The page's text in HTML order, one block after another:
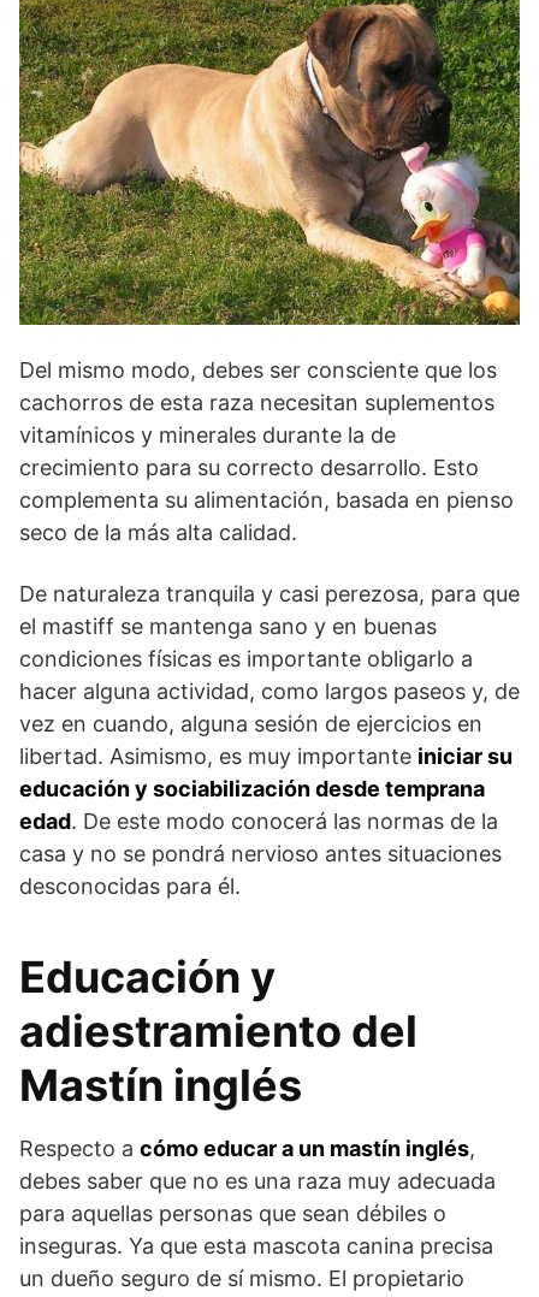
Del mismo modo, debes ser consciente que los
cachorros de esta raza necesitan suplementos
vitamínicos y minerales durante la de
crecimiento para su correcto desarrollo. Esto
complementa su alimentación, basada en pienso
seco de la más alta calidad.
De naturaleza tranquila y casi perezosa, para que
el mastiff se mantenga sano y en buenas
condiciones físicas es importante obligarlo a
hacer alguna actividad, como largos paseos y, de
vez en cuando, alguna sesión de ejercicios en
libertad. Asimismo, es muy importante iniciar su
educación y sociabilización desde temprana
edad. De este modo conocerá las normas de la
casa y no se pondrá nervioso antes situaciones
desconocidas para él.
Educación y
adiestramiento del
Mastín inglés
Respecto a cómo educar a un mastín inglés,
debes saber que no es una raza muy adecuada
para aquellas personas que sean débiles o
inseguras. Ya que esta mascota canina precisa
un dueño seguro de sí mismo. El propietario